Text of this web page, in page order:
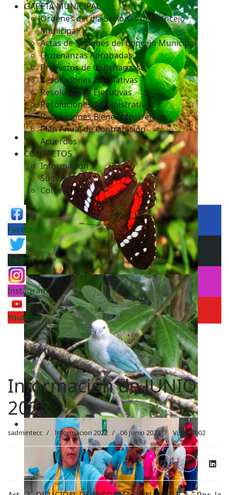
GACETA MUNICIPAL
Ordenes del día Sesiones del Concejo
Municipal
Actas de Sesiones del Concejo Municipal
Ordenanzas Aprobadas
Proyectos de Ordenanzas
Resoluciones Legislativas
Resoluciones Ejecutivas
Resoluciones Administrativas
Resoluciones Bienes Mostrencos
Plan Anual de Contratación
Acuerdos
CONTACTOS
Información
Sugerencias
Correos
Facebook
Twitter
Instagram
Youtube
Información de JUNIO
2022
sadmintecc Informacion 2022 06 Junio 2023 Visto: 2002